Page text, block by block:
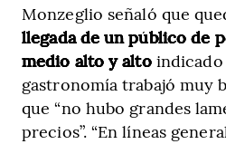
Monzeglio señaló que
llegada de un público de
medio alto y alto indicado
gastronomía trabajó muy
que “no hubo grandes
precios”. “En líneas